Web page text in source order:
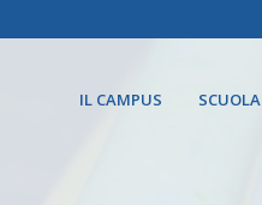
IL CAMPUS SCUOLA